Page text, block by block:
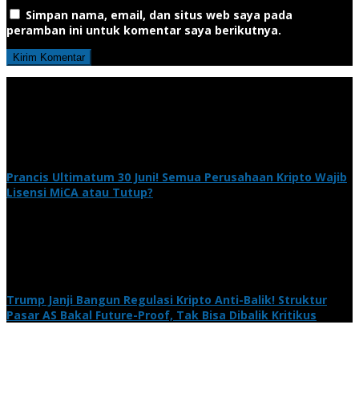
Simpan nama, email, dan situs web saya pada
peramban ini untuk komentar saya berikutnya.
Prancis Ultimatum 30 Juni! Semua Perusahaan Kripto Wajib
Lisensi MiCA atau Tutup?
Trump Janji Bangun Regulasi Kripto Anti-Balik! Struktur
Pasar AS Bakal Future-Proof, Tak Bisa Dibalik Kritikus